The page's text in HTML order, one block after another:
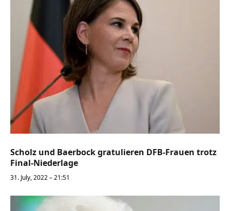
Scholz und Baerbock gratulieren DFB-Frauen trotz
Final-Niederlage
31. July, 2022 – 21:51